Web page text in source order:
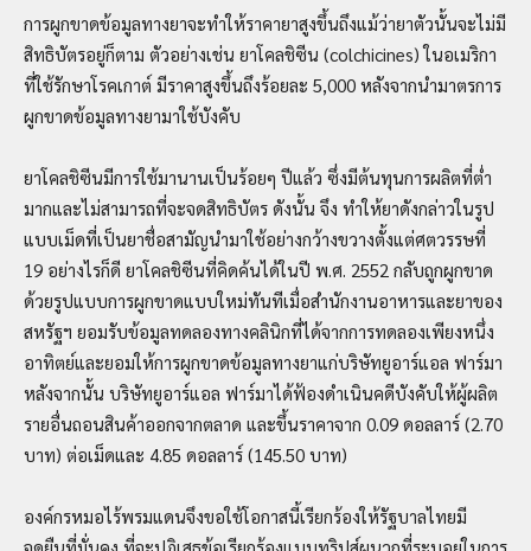
การผูกขาดข้อมูลทางยาจะทำให้ราคายาสูงขึ้นถึงแม้ว่ายาตัวนั้นจะไม่มี
สิทธิบัตรอยู่ก็ตาม ตัวอย่างเช่น ยาโคลชิซีน (colchicines) ในอเมริกา
ที่ใช้รักษาโรคเกาต์ มีราคาสูงขึ้นถึงร้อยละ 5,000 หลังจากนำมาตรการ
ผูกขาดข้อมูลทางยามาใช้บังคับ
ยาโคลชิซีนมีการใช้มานานเป็นร้อยๆ ปีแล้ว ซึ่งมีต้นทุนการผลิตที่ต่ำ
มากและไม่สามารถที่จะจดสิทธิบัตร ดังนั้น จึง ทำให้ยาดังกล่าวในรูป
แบบเม็ดที่เป็นยาชื่อสามัญนำมาใช้อย่างกว้างขวางตั้งแต่ศตวรรษที่
19 อย่างไรก็ดี ยาโคลชิซีนที่คิดค้นได้ในปี พ.ศ. 2552 กลับถูกผูกขาด
ด้วยรูปแบบการผูกขาดแบบใหม่ทันทีเมื่อสำนักงานอาหารและยาของ
สหรัฐฯ ยอมรับข้อมูลทดลองทางคลินิกที่ได้จากการทดลองเพียงหนึ่ง
อาทิตย์และยอมให้การผูกขาดข้อมูลทางยาแก่บริษัทยูอาร์แอล ฟาร์มา
หลังจากนั้น บริษัทยูอาร์แอล ฟาร์มาได้ฟ้องดำเนินคดีบังคับให้ผู้ผลิต
รายอื่นถอนสินค้าออกจากตลาด และขึ้นราคาจาก 0.09 ดอลลาร์ (2.70
บาท) ต่อเม็ดและ 4.85 ดอลลาร์ (145.50 บาท)
องค์กรหมอไร้พรมแดนจึงขอใช้โอกาสนี้เรียกร้องให้รัฐบาลไทยมี